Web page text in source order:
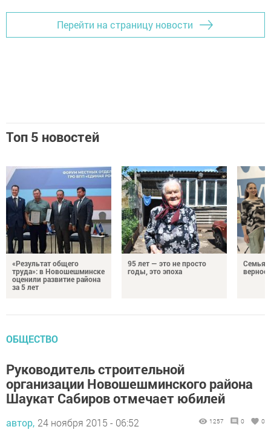
Перейти на страницу новости
Топ 5 новостей
«Результат общего
труда»: в Новошешминске
оценили развитие района
за 5 лет
95 лет — это не просто
годы, это эпоха
Семья
ОБЩЕСТВО
Руководитель строительной
организации Новошешминского района
Шаукат Сабиров отмечает юбилей
автор, 24 ноября 2015 - 06:52 1257 0 0